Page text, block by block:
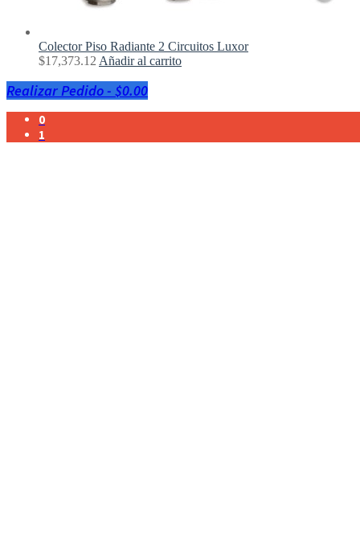
Colector Piso Radiante 2 Circuitos Luxor
$17,373.12 Añadir al carrito
Realizar Pedido- $0.00
0
1